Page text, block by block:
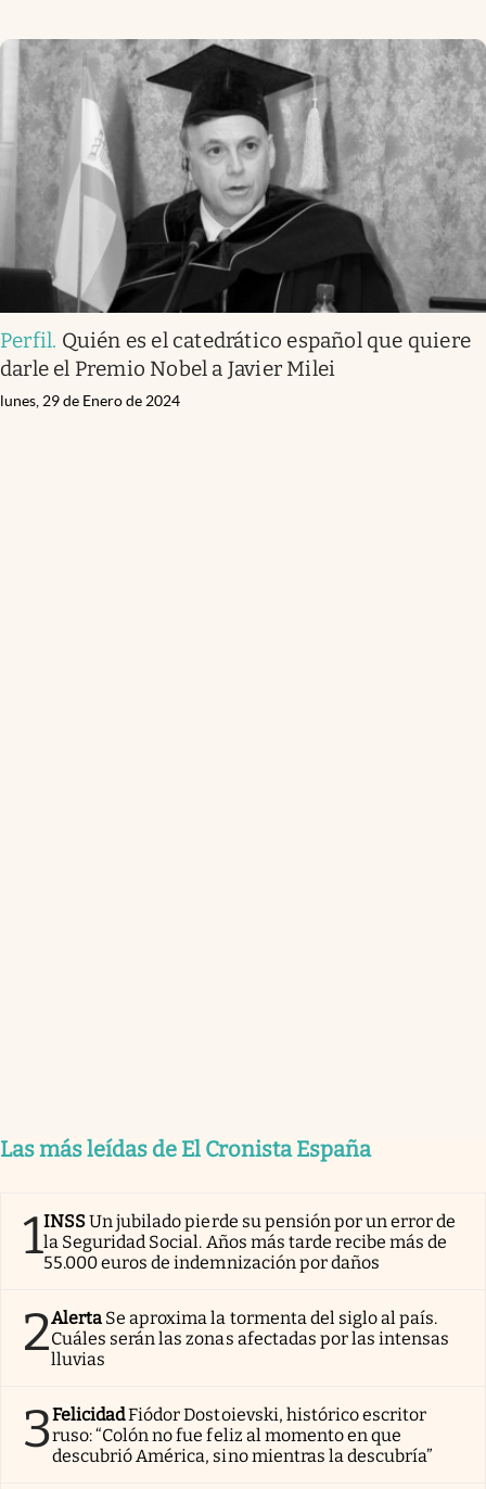
Perfil. Quién es el catedrático español que quiere
darle el Premio Nobel a Javier Milei
lunes, 29 de Enero de 2024
Las más leídas de El Cronista España
1INSSUn jubilado pierde su pensión por un error de
la Seguridad Social. Años más tarde recibe más de
55.000 euros de indemnización por daños
2Alerta Se aproxima la tormenta del siglo al país.
Cuáles serán las zonas afectadas por las intensas
lluvias
3FelicidadFiódor Dostoievski, histórico escritor
ruso: “Colón no fue feliz al momento en que
descubrió América, sino mientras la descubría”